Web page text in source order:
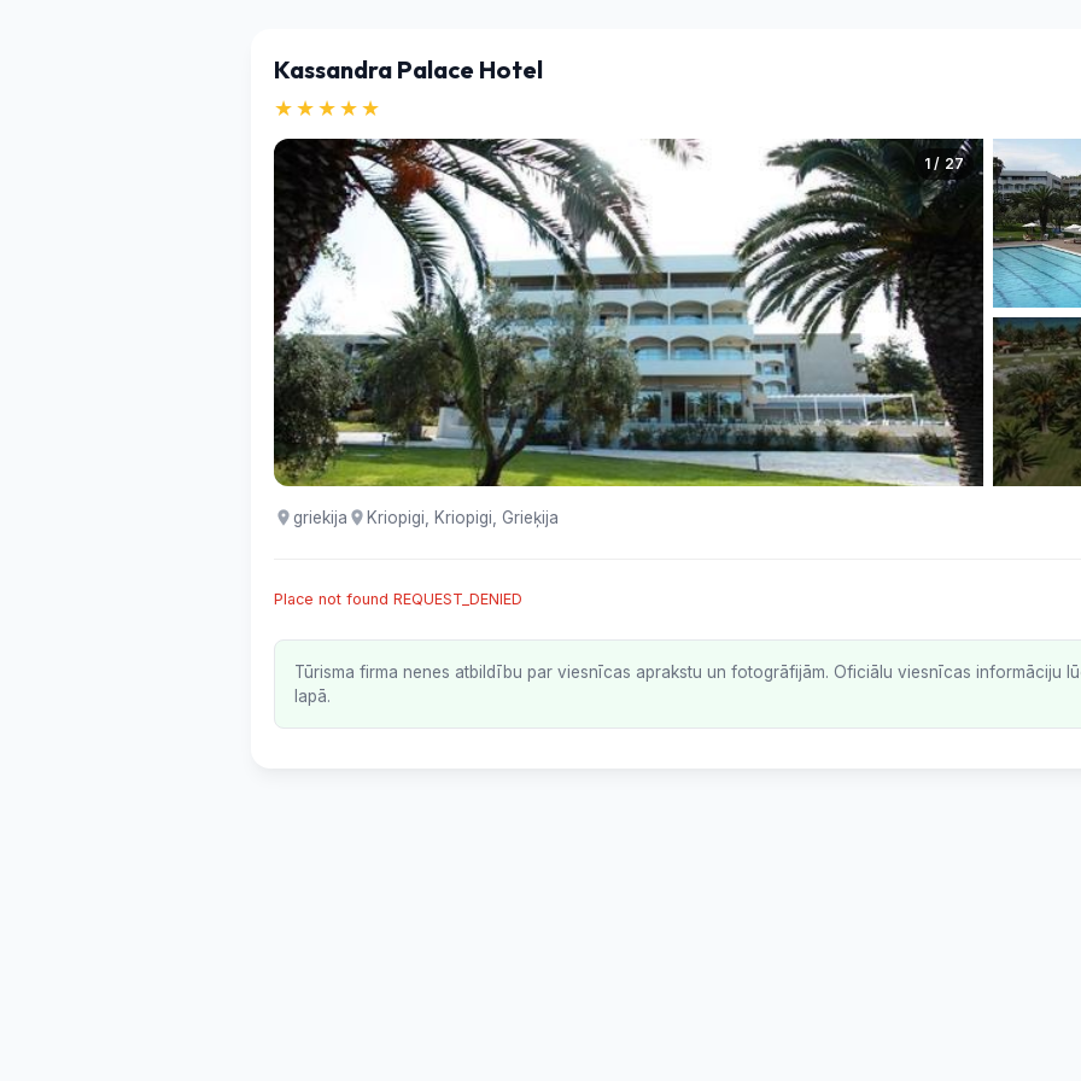
Kassandra Palace Hotel
★★★★★
1 / 27
griekija Kriopigi, Kriopigi, Grieķija
Place not found REQUEST_DENIED
Tūrisma firma nenes atbildību par viesnīcas aprakstu un fotogrāfijām. Oficiālu viesnīcas informāciju
lapā.